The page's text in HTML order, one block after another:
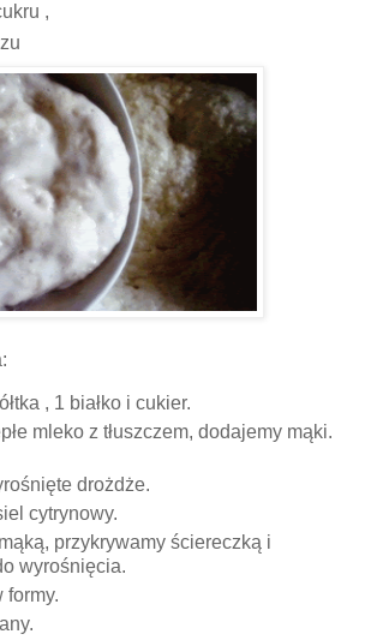
,
, 1 białko i cukier.
mleko z tłuszczem, dodajemy mąki.
drożdże.
cytrynowy.
przykrywamy ściereczką i
wyrośnięcia.
formy.